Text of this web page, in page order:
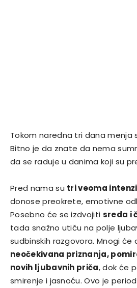
Tokom naredna tri dana menja
Bitno je da znate da nema
da se raduje u danima koji su
Pred nama su tri veoma
donose preokrete, emotivne
Posebno će se izdvojiti sreda i
tada snažno utiču na polje
sudbinskih razgovora. Mnogi će
neočekivana priznanja,
novih ljubavnih priča, dok će
smirenje i jasnoću. Ovo je